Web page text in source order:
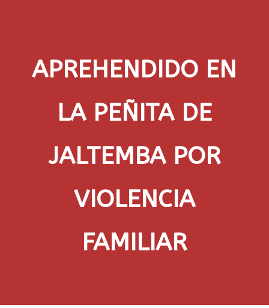
APREHENDIDO EN
LA PEÑITA DE
JALTEMBA POR
VIOLENCIA
FAMILIAR